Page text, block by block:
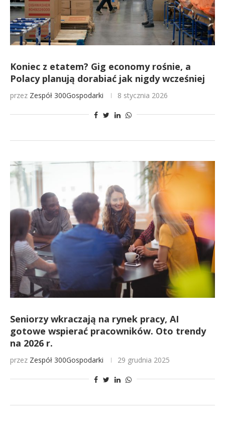
Koniec z etatem? Gig economy rośnie, a
Polacy planują dorabiać jak nigdy wcześniej
przez Zespół 300Gospodarki 8 stycznia 2026
Seniorzy wkraczają na rynek pracy, AI
gotowe wspierać pracowników. Oto trendy
na 2026 r.
przez Zespół 300Gospodarki 29 grudnia 2025